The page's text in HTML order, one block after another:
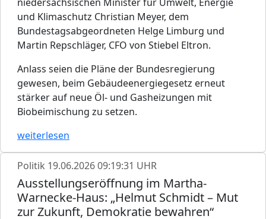
und Klimaschutz Christian Meyer, dem
Bundestagsabgeordneten Helge Limburg und
Martin Repschläger, CFO von Stiebel Eltron.
Anlass seien die Pläne der Bundesregierung
gewesen, beim Gebäudeenergiegesetz erneut
stärker auf neue Öl- und Gasheizungen mit
Biobeimischung zu setzen.
weiterlesen
Politik 19.06.2026 09:19:31 UHR
Ausstellungseröffnung im Martha-
Warnecke-Haus: „Helmut Schmidt – Mut
zur Zukunft, Demokratie bewahren“